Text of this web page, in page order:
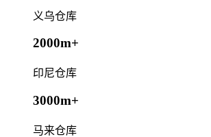
义乌仓库
2000m+
印尼仓库
3000m+
马来仓库